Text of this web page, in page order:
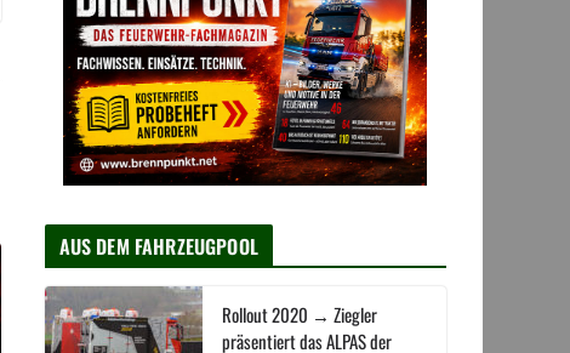
AUS DEM FAHRZEUGPOOL
Rollout 2020 → Ziegler
präsentiert das ALPAS der